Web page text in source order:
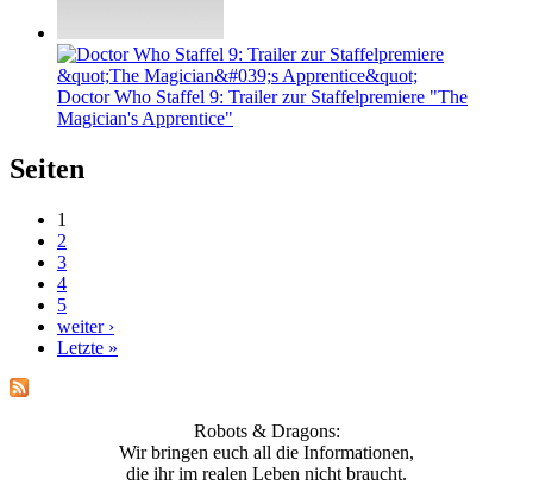
Doctor Who Staffel 9: Trailer zur Staffelpremiere "The
Magician's Apprentice"
Seiten
1
2
3
4
5
weiter ›
Letzte »
Robots & Dragons:
Wir bringen euch all die Informationen,
die ihr im realen Leben nicht braucht.